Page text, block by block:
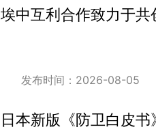
埃中互利合作致力于
发布时间：2026-08-05
日本新版《防卫白皮